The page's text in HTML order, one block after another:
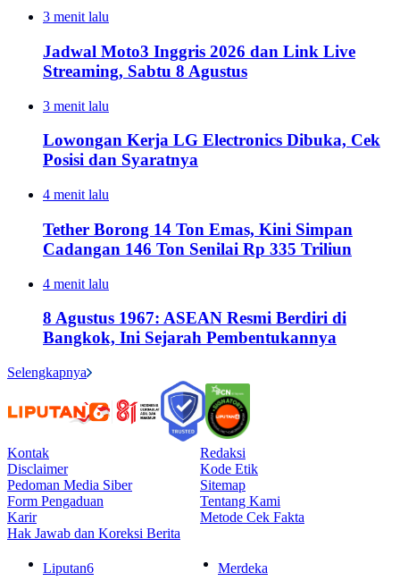
3 menit lalu
Jadwal Moto3 Inggris 2026 dan Link Live
Streaming, Sabtu 8 Agustus
3 menit lalu
Lowongan Kerja LG Electronics Dibuka, Cek
Posisi dan Syaratnya
4 menit lalu
Tether Borong 14 Ton Emas, Kini Simpan
Cadangan 146 Ton Senilai Rp 335 Triliun
4 menit lalu
8 Agustus 1967: ASEAN Resmi Berdiri di
Bangkok, Ini Sejarah Pembentukannya
Selengkapnya
Kontak
Redaksi
Disclaimer
Kode Etik
Pedoman Media Siber
Sitemap
Form Pengaduan
Tentang Kami
Karir
Metode Cek Fakta
Hak Jawab dan Koreksi Berita
Liputan6 Merdeka